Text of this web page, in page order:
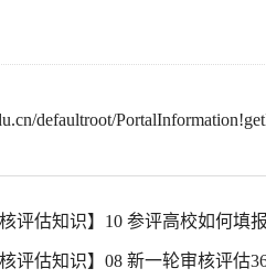
defaultroot/
核评估知识】10 参评高校如何填
核评估知识】08 新一轮审核评